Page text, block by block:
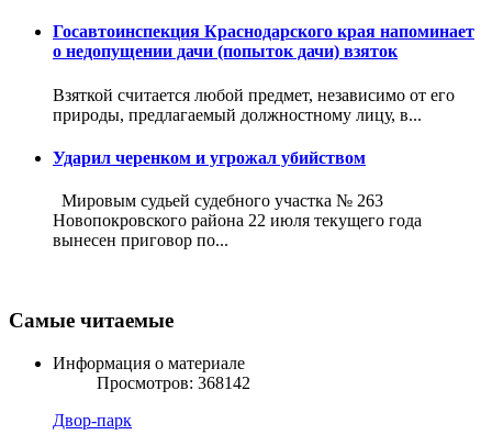
Госавтоинспекция Краснодарского края напоминает
о недопущении дачи (попыток дачи) взяток
Взяткой считается любой предмет, независимо от его
природы, предлагаемый должностному лицу, в...
Ударил черенком и угрожал убийством
Мировым судьей судебного участка № 263
Новопокровского района 22 июля текущего года
вынесен приговор по...
Самые читаемые
Информация о материале
Просмотров: 368142
Двор-парк